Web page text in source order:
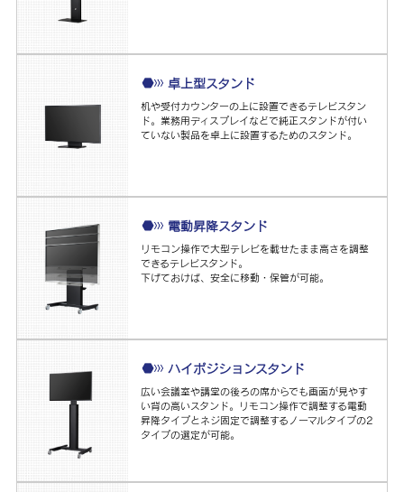
卓上型スタンド
机や受付カウンターの上に設置できるテレビスタン
ド。業務用ディスプレイなどで純正スタンドが付い
ていない製品を卓上に設置するためのスタンド。
電動昇降スタンド
リモコン操作で大型テレビを載せたまま高さを調整
できるテレビスタンド。
下げておけば、安全に移動・保管が可能。
ハイポジションスタンド
広い会議室や講堂の後ろの席からでも画面が見やす
い背の高いスタンド。リモコン操作で調整する電動
昇降タイプとネジ固定で調整するノーマルタイプの2
タイプの選定が可能。